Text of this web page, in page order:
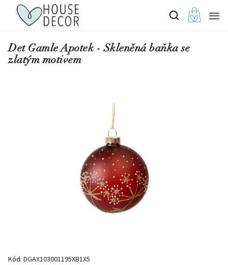
Det Gamle Apotek - Skleněná baňka se
zlatým motivem
Kód: DGAX103001195XB1X5